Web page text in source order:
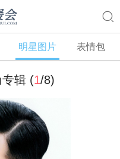
明星图片 表情包
专辑 (1/8)